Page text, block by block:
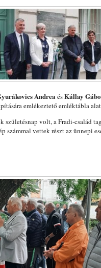
Andrea ésKállay
emlékeztető emléktábla
születésnap volt, a Fradi-család
számmal vettek részt az ünnepi